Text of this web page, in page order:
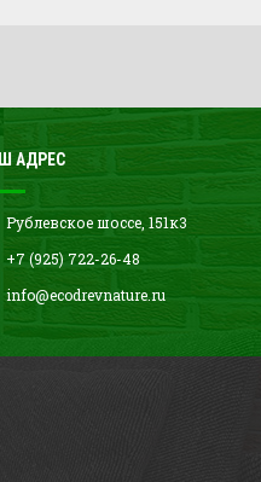
АДРЕС
Рублевское шоссе, 151к3
+7 (925) 722-26-48
info@ecodrevnature.ru